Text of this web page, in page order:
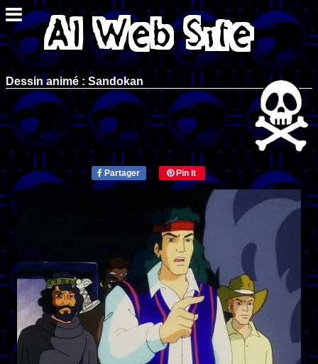
Dessin animé : Sandokan
Partager Pin it